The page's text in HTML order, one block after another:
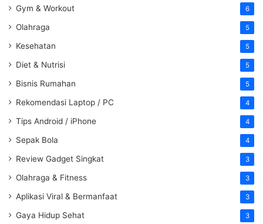
Gym & Workout 6
Olahraga 5
Kesehatan 5
Diet & Nutrisi 5
Bisnis Rumahan 5
Rekomendasi Laptop / PC 4
Tips Android / iPhone 4
Sepak Bola 4
Review Gadget Singkat 3
Olahraga & Fitness 3
Aplikasi Viral & Bermanfaat 3
Gaya Hidup Sehat 3